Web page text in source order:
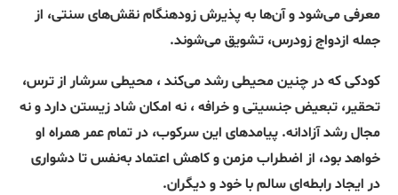
معرفی می‌شود و آن‌ها به پذیرش زودهنگام نقش‌های سنتی، از
جمله ازدواج زودرس، تشویق می‌شوند.
کودکی که در چنین محیطی رشد می‌کند ، محیطی سرشار از ترس،
تحقیر، تبعیض جنسیتی و خرافه ، نه امکان شاد زیستن دارد و نه
مجال رشد آزادانه. پیامدهای این سرکوب، در تمام عمر همراه او
خواهد بود، از اضطراب مزمن و کاهش اعتماد به‌نفس تا دشواری
در ایجاد رابطه‌ای سالم با خود و دیگران.